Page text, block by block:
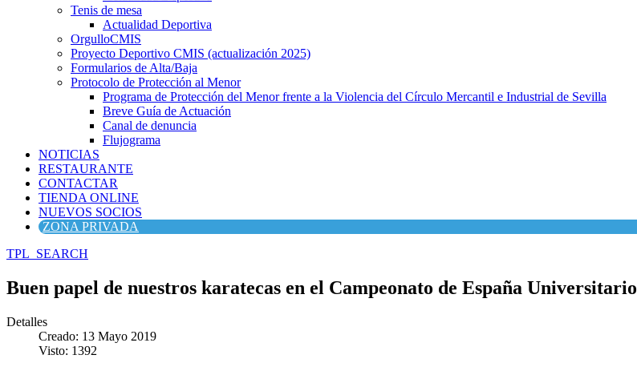
Tenis de mesa
Actualidad Deportiva
OrgulloCMIS
Proyecto Deportivo CMIS (actualización 2025)
Formularios de Alta/Baja
Protocolo de Protección al Menor
Programa de Protección del Menor frente a la Violencia del Círculo Mercantil e Industrial de Sevilla
Breve Guía de Actuación
Canal de denuncia
Flujograma
NOTICIAS
RESTAURANTE
CONTACTAR
TIENDA ONLINE
NUEVOS SOCIOS
ZONA PRIVADA
TPL_SEARCH
Buen papel de nuestros karatecas en el Campeonato de España Universitario
Detalles
Creado: 13 Mayo 2019
Visto: 1392